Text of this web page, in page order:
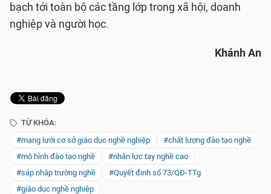
bạch tới toàn bộ các tầng lớp trong xã hội, doanh
nghiệp và người học.
Khánh An
TỪ KHÓA:
#mạng lưới cơ sở giáo dục nghề nghiệp
#chất lượng đào tạo nghề
#mô hình đào tạo nghề
#nhân lực tay nghề cao
#sáp nhập trường nghề
#Quyết định số 73/QĐ-TTg
#giáo dục nghề nghiệp